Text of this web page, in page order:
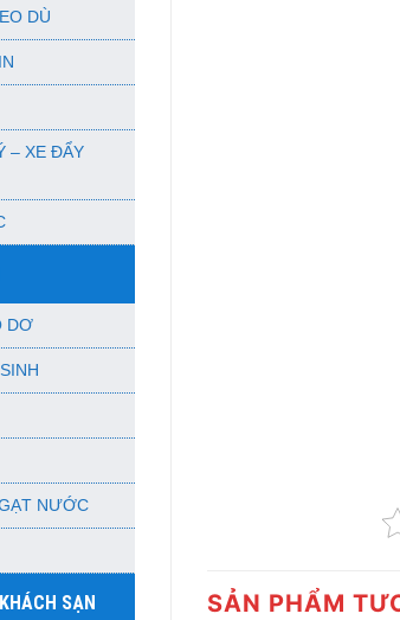
DÙ
– XE ĐẨY
DƠ
NƯỚC
SẠN SẢN PHẨM